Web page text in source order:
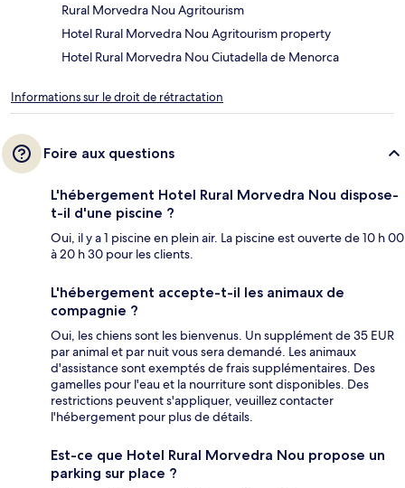
Rural Morvedra Nou Agritourism
Hotel Rural Morvedra Nou Agritourism property
Hotel Rural Morvedra Nou Ciutadella de Menorca
Informations sur le droit de rétractation
Foire aux questions
L'hébergement Hotel Rural Morvedra Nou dispose-
t-il d'une piscine ?
Oui, il y a 1 piscine en plein air. La piscine est ouverte de 10 h 00
à 20 h 30 pour les clients.
L'hébergement accepte-t-il les animaux de
compagnie ?
Oui, les chiens sont les bienvenus. Un supplément de 35 EUR
par animal et par nuit vous sera demandé. Les animaux
d'assistance sont exemptés de frais supplémentaires. Des
gamelles pour l'eau et la nourriture sont disponibles. Des
restrictions peuvent s'appliquer, veuillez contacter
l'hébergement pour plus de détails.
Est-ce que Hotel Rural Morvedra Nou propose un
parking sur place ?